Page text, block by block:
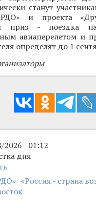
станут
и проекта
приз - поездка
авиаперелетом и
определят до 1
2026 - 01:12
дня
«Россия - страна